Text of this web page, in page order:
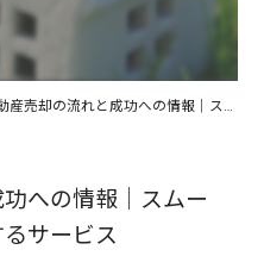
売却の流れと成功への情報｜スムーズな住み替えを実現するサービス
への情報｜スムー
サービス